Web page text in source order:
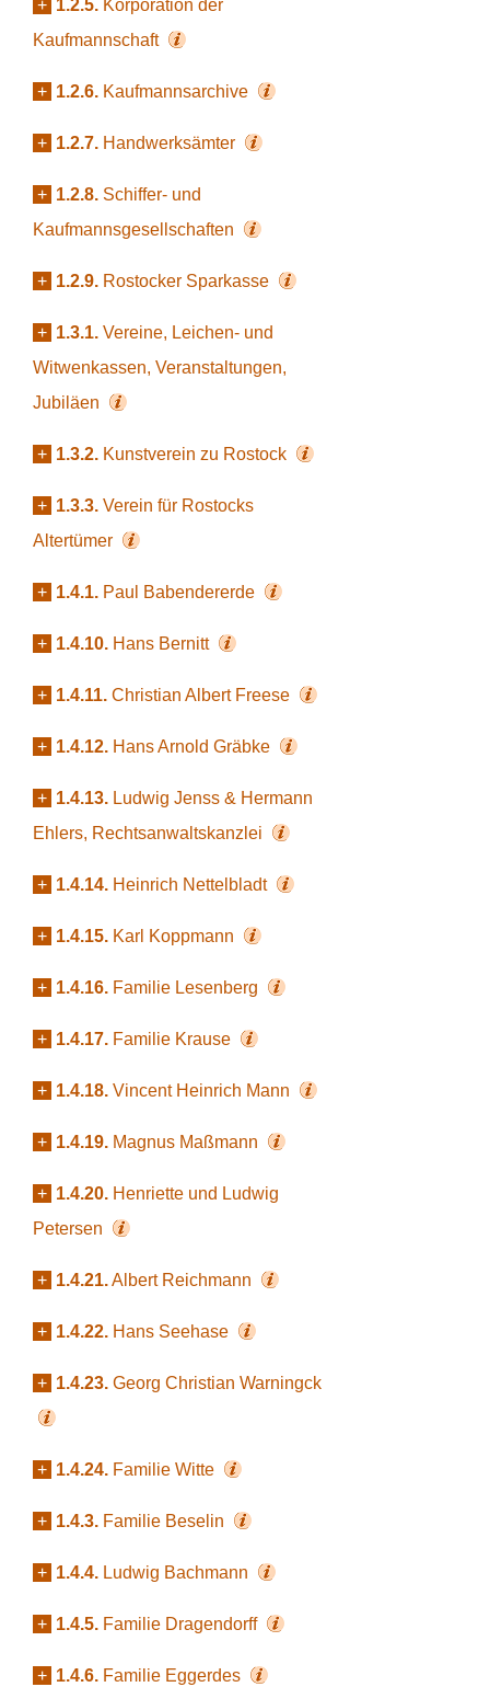
+ 1.2.5. Korporation der
Kaufmannschaft
+ 1.2.6. Kaufmannsarchive
+ 1.2.7. Handwerksämter
+ 1.2.8. Schiffer- und
Kaufmannsgesellschaften
+ 1.2.9. Rostocker Sparkasse
+ 1.3.1. Vereine, Leichen- und
Witwenkassen, Veranstaltungen,
Jubiläen
+ 1.3.2. Kunstverein zu Rostock
+ 1.3.3. Verein für Rostocks
Altertümer
+ 1.4.1. Paul Babendererde
+ 1.4.10. Hans Bernitt
+ 1.4.11. Christian Albert Freese
+ 1.4.12. Hans Arnold Gräbke
+ 1.4.13. Ludwig Jenss & Hermann
Ehlers, Rechtsanwaltskanzlei
+ 1.4.14. Heinrich Nettelbladt
+ 1.4.15. Karl Koppmann
+ 1.4.16. Familie Lesenberg
+ 1.4.17. Familie Krause
+ 1.4.18. Vincent Heinrich Mann
+ 1.4.19. Magnus Maßmann
+ 1.4.20. Henriette und Ludwig
Petersen
+ 1.4.21.Albert Reichmann
+ 1.4.22. Hans Seehase
+ 1.4.23. Georg Christian Warningck
+ 1.4.24. Familie Witte
+ 1.4.3. Familie Beselin
+ 1.4.4. Ludwig Bachmann
+ 1.4.5. Familie Dragendorff
+ 1.4.6. Familie Eggerdes